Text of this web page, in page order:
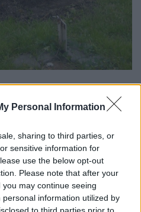
Personal Information
sharing to third parties, or
sensitive information for
use the below opt-out
Please note that after your
may continue seeing
information utilized by
to third parties prior to